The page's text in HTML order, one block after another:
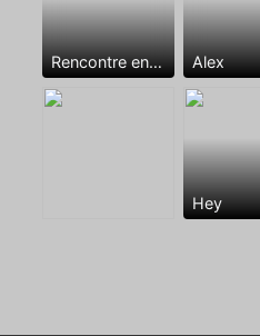
Rencontre entre mecs Alex
Hey